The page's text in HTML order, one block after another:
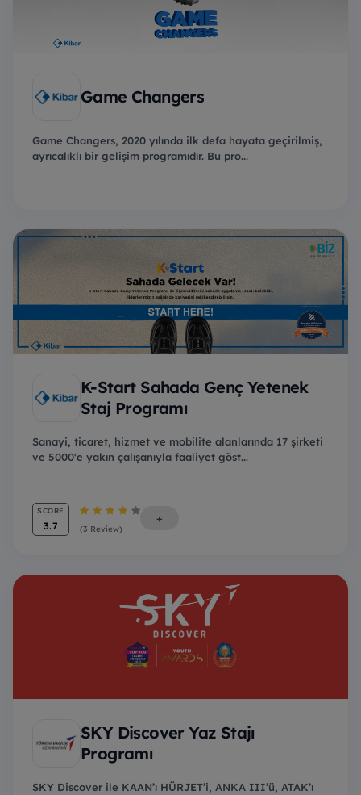
Game Changers
Game Changers, 2020 yılında ilk defa hayata geçirilmiş,
ayrıcalıklı bir gelişim programıdır. Bu pro...
K-Start Sahada Genç Yetenek
Staj Programı
Sanayi, ticaret, hizmet ve mobilite alanlarında 17 şirketi
ve 5000'e yakın çalışanıyla faaliyet göst...
SCORE
3.7 (3 Review)
+
SKY Discover Yaz Stajı
Programı
SKY Discover ile KAAN’ı HÜRJET’i, ANKA III’ü, ATAK’ı